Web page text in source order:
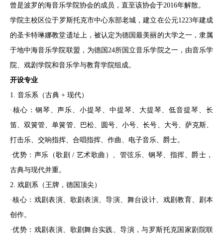
曾是波罗的海音乐学院协会的成员，直至该协会于2016年解散。
学院主校区位于罗斯托克市中心东部老城，建立在公元1223年建成
的圣卡特琳娜教堂遗址上，被认定为德国最美丽的大学之一，隶属
于地中海音乐学院联盟，为德国24所国立音乐学院之一，由音乐学
院、戏剧学院和音乐学与教育学院组成。
开设专业
1. 音乐系（古典 + 现代）
·核心：钢琴、声乐、小提琴、中提琴、大提琴、低音提琴、长
笛、双簧管、单簧管、巴松、圆号、小号、长号、大号、萨克斯、
打击乐、交响指挥、合唱指挥、作曲、电子音乐、爵士。
·优势：声乐（歌剧 / 艺术歌曲）、管弦乐、钢琴、指挥、爵士，
古典与现代并重。
2. 戏剧系（王牌，德国顶尖）
·核心：戏剧表演、歌剧表演、导演、舞台设计、戏剧教育、剧本
创作。
·优势：戏剧表演、歌剧舞台实践、导演，与罗斯托克国家剧院联